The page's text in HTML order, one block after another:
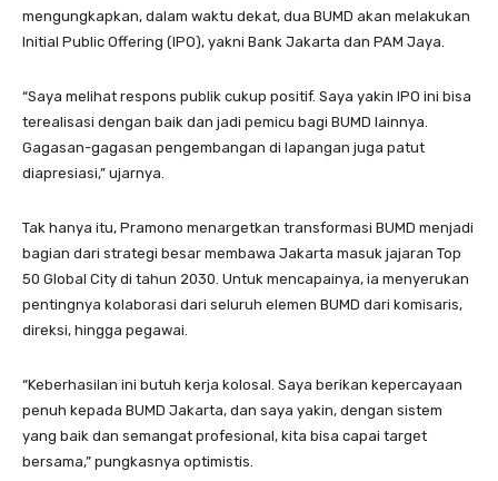
mengungkapkan, dalam waktu dekat, dua BUMD akan melakukan
Initial Public Offering (IPO), yakni Bank Jakarta dan PAM Jaya.
“Saya melihat respons publik cukup positif. Saya yakin IPO ini bisa
terealisasi dengan baik dan jadi pemicu bagi BUMD lainnya.
Gagasan-gagasan pengembangan di lapangan juga patut
diapresiasi,” ujarnya.
Tak hanya itu, Pramono menargetkan transformasi BUMD menjadi
bagian dari strategi besar membawa Jakarta masuk jajaran Top
50 Global City di tahun 2030. Untuk mencapainya, ia menyerukan
pentingnya kolaborasi dari seluruh elemen BUMD dari komisaris,
direksi, hingga pegawai.
“Keberhasilan ini butuh kerja kolosal. Saya berikan kepercayaan
penuh kepada BUMD Jakarta, dan saya yakin, dengan sistem
yang baik dan semangat profesional, kita bisa capai target
bersama,” pungkasnya optimistis.